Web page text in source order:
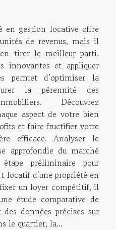
en gestion locative offre
de revenus, mais il
tirer le meilleur parti.
innovantes et appliquer
permet d’optimiser la
la pérennité des
Découvrez
aspect de votre bien
et faire fructifier votre
efficace. Analyser le
approfondie du marché
préliminaire pour
locatif d’une propriété en
un loyer compétitif, il
étude comparative de
données précises sur
le quartier, la...